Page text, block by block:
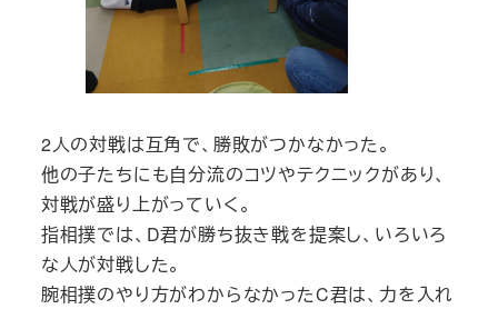
2人の対戦は互角で、勝敗がつかなかった。
他の子たちにも自分流のコツやテクニックがあり、
対戦が盛り上がっていく。
指相撲では、D君が勝ち抜き戦を提案し、いろいろ
な人が対戦した。
腕相撲のやり方がわからなかったC君は、力を入れ